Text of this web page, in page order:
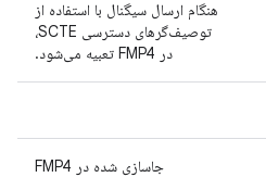
هنگام ارسال سیگنال با استفاده از
توصیف‌گرهای دسترسی SCTE،
در FMP4 تعبیه می‌شود.
جاسازی شده در FMP4